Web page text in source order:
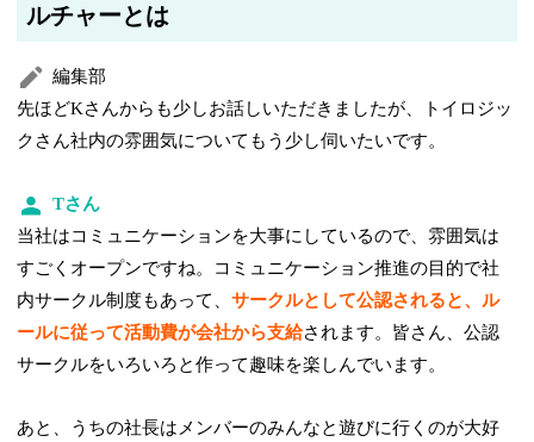
ルチャーとは
編集部
先ほどKさんからも少しお話しいただきましたが、トイロジッ
クさん社内の雰囲気についてもう少し伺いたいです。
Tさん
当社はコミュニケーションを大事にしているので、雰囲気は
すごくオープンですね。コミュニケーション推進の目的で社
内サークル制度もあって、サークルとして公認されると、ル
ールに従って活動費が会社から支給されます。皆さん、公認
サークルをいろいろと作って趣味を楽しんでいます。
あと、うちの社長はメンバーのみんなと遊びに行くのが大好